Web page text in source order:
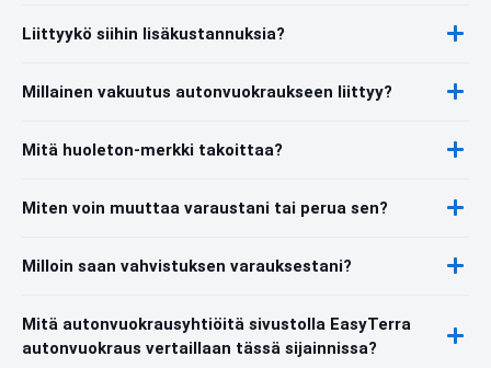
Liittyykö siihin lisäkustannuksia?
Millainen vakuutus autonvuokraukseen liittyy?
Mitä huoleton-merkki takoittaa?
Miten voin muuttaa varaustani tai perua sen?
Milloin saan vahvistuksen varauksestani?
Mitä autonvuokrausyhtiöitä sivustolla EasyTerra
autonvuokraus vertaillaan tässä sijainnissa?